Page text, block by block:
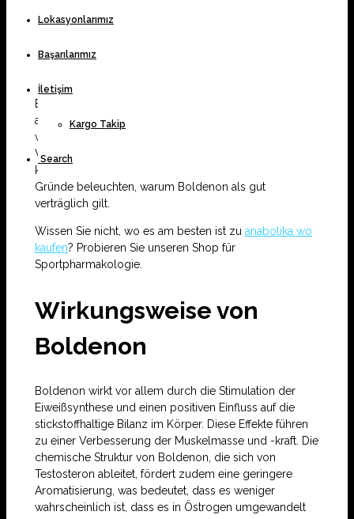
Lokasyonlarımız
Başarılarımız
İletişim
Kargo Takip
Search
Einführung
Verträglichkeitsprofil
Boldenon ist ein beliebtes anaboles Steroid, das vor
allem im Bodybuilding und im Pferdesport verwendet
wird. Es ist bekannt für seine hervorragende
Verträglichkeit und die positiven Effekte auf die
körperliche Leistung. In diesem Artikel werden wir die
Gründe beleuchten, warum Boldenon als gut
verträglich gilt.
Wissen Sie nicht, wo es am besten ist zu anabolika wo
kaufen? Probieren Sie unseren Shop für
Sportpharmakologie.
Wirkungsweise von
Boldenon
Boldenon wirkt vor allem durch die Stimulation der
Eiweißsynthese und einen positiven Einfluss auf die
stickstoffhaltige Bilanz im Körper. Diese Effekte führen
zu einer Verbesserung der Muskelmasse und -kraft. Die
chemische Struktur von Boldenon, die sich von
Testosteron ableitet, fördert zudem eine geringere
Aromatisierung, was bedeutet, dass es weniger
wahrscheinlich ist, dass es in Östrogen umgewandelt